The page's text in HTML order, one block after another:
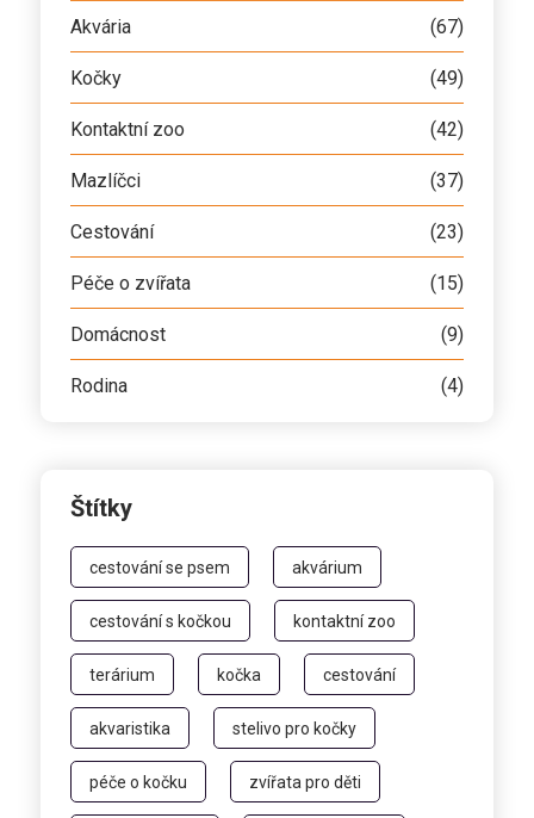
Akvária (67)
Kočky (49)
Kontaktní zoo (42)
Mazlíčci (37)
Cestování (23)
Péče o zvířata (15)
Domácnost (9)
Rodina (4)
Štítky
cestování se psem akvárium
cestování s kočkou kontaktní zoo
terárium kočka cestování
akvaristika stelivo pro kočky
péče o kočku zvířata pro děti